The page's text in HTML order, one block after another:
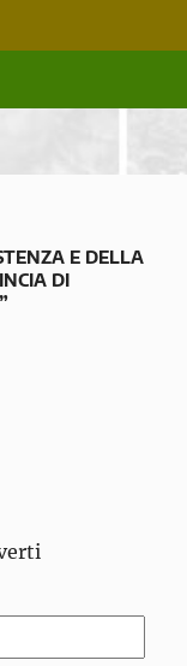
E DELLA
DI